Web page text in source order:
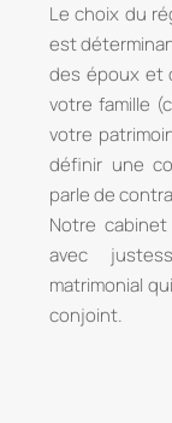
Le choix du
est
des époux et
votre famille
votre
définir une
parle de
Notre
avec
matrimonial
conjoint.